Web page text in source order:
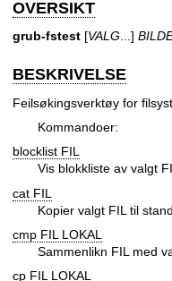
OVERSIKT
grub-fstest [VALG ...]
BESKRIVELSE
Feilsøkingsverktøy for
Kommandoer:
blocklist FIL
Vis blokkliste av valgt
cat FIL
Kopier valgt FIL til
cmp FIL LOKAL
Sammenlikn FIL med
cp FIL LOKAL